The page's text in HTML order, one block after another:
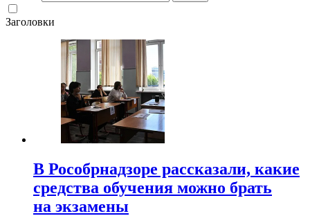
Заголовки
В Рособрнадзоре рассказали, какие
средства обучения можно брать
на экзамены